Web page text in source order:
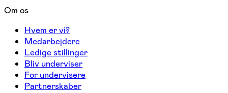
Om os
Hvem er vi?
Medarbejdere
Ledige stillinger
Bliv underviser
For undervisere
Partnerskaber